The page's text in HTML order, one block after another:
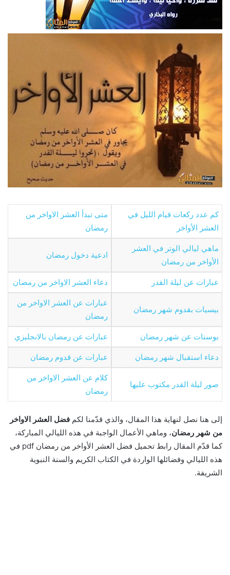
كم عدد ركعات قيام الليل في
العشر الأواخر
متى تبدأ العشر الاواخر من
رمضان
ماهي ليالي الوتر في العشر
الأواخر من رمضان
ادعية دخول رمضان
عبارات عن ليلة القدر دعاء العشر الاواخر من رمضان
بيسيات بقدوم شهر رمضان
عبارات عن العشر الاواخر من
رمضان
بوستات عن شهر رمضان عبارات عن رمضان بالانجليزي
دعاء استقبال شهر رمضان عبارات عن قدوم رمضان
صور ليلة القدر مكتوب عليها
كلام عن العشر الاواخر من
رمضان
إلى هنا نصل لنهاية هذا المقال، والذي قدّمنا لكم فضل العشر الاواخر
من شهر رمضان، وماهي الأعمال الواجبة في هذه الليالي المباركة،
كما قدّم المقال رابط تحميل فضل العشر الأواخر من رمضان pdf في
هذه الليالي وفضائلها الواردة في الكتاب الكريم والسنة النبوية
الشريفة.